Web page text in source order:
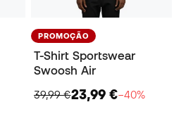
PROMOÇÃO
T-Shirt Sportswear
Swoosh Air
39,99 €23,99 €−40%